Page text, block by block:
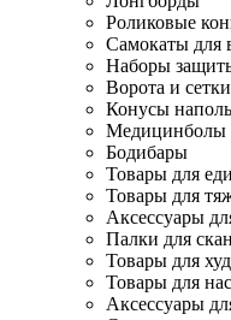
Роликовые
Самокаты для
Наборы
Ворота и сетки
Конусы
Медицинболы
Бодибары
Товары для
Товары для
Аксессуары
Палки для
Товары для
Товары для
Аксессуары